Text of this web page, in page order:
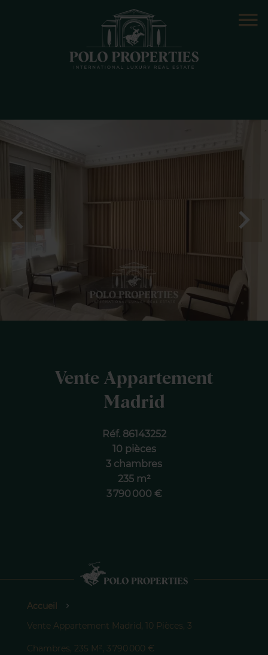
Vente Appartement
Madrid
Réf. 86143252
10 pièces
3 chambres
235 m²
3 790 000 €
Accueil
Vente Appartement Madrid, 10 Pièces, 3
Chambres, 235 M², 3 790 000 €